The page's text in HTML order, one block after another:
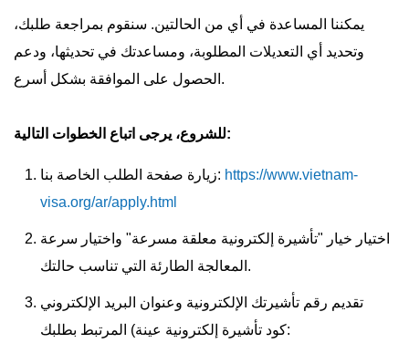
يمكننا المساعدة في أي من الحالتين. سنقوم بمراجعة طلبك،
وتحديد أي التعديلات المطلوبة، ومساعدتك في تحديثها، ودعم
الحصول على الموافقة بشكل أسرع.
للشروع، يرجى اتباع الخطوات التالية:
زيارة صفحة الطلب الخاصة بنا: https://www.vietnam-
visa.org/ar/apply.html
اختيار خيار "تأشيرة إلكترونية معلقة مسرعة" واختيار سرعة
المعالجة الطارئة التي تناسب حالتك.
تقديم رقم تأشيرتك الإلكترونية وعنوان البريد الإلكتروني
المرتبط بطلبك (كود تأشيرة إلكترونية عينة: